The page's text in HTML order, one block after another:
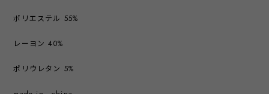
ポリエステル 55%
レーヨン 40%
ポリウレタン 5%